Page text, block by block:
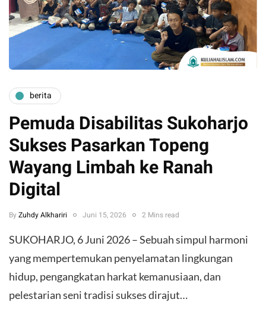
berita
​Pemuda Disabilitas Sukoharjo
Sukses Pasarkan Topeng
Wayang Limbah ke Ranah
Digital
By Zuhdy Alkhariri Juni 15, 2026 2 Mins read
SUKOHARJO, 6 Juni 2026 – Sebuah simpul harmoni
yang mempertemukan penyelamatan lingkungan
hidup, pengangkatan harkat kemanusiaan, dan
pelestarian seni tradisi sukses dirajut…